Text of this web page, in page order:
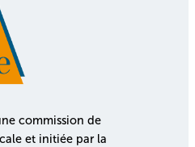
commission de
et initiée par la